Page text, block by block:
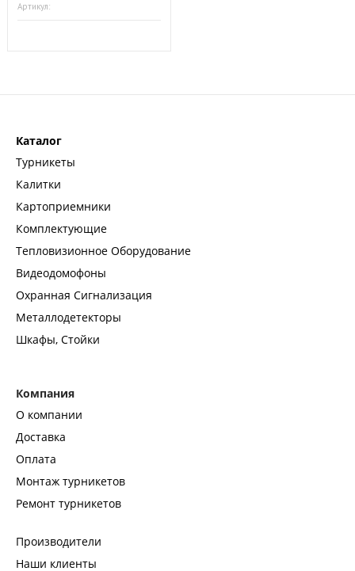
Артикул:
Каталог
Турникеты
Калитки
Картоприемники
Комплектующие
Тепловизионное Оборудование
Видеодомофоны
Охранная Сигнализация
Металлодетекторы
Шкафы, Стойки
Компания
О компании
Доставка
Оплата
Монтаж турникетов
Ремонт турникетов
Производители
Наши клиенты